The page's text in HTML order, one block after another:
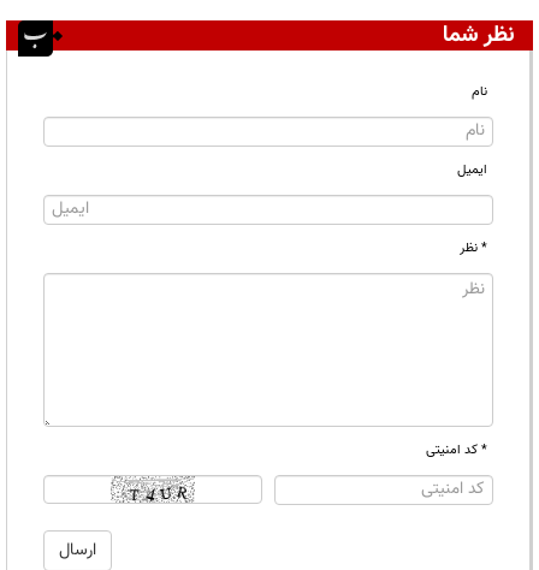
نظر شما
نام
ایمیل
* نظر
* کد امنیتی